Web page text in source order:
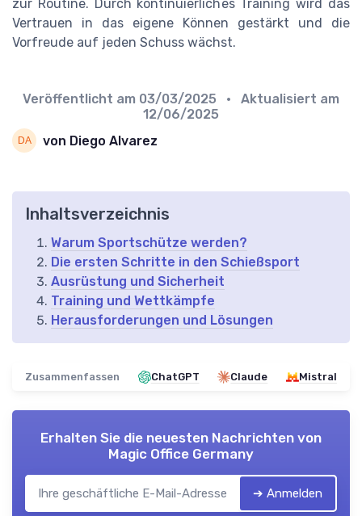
zur Routine. Durch kontinuierliches Training wird das
Vertrauen in das eigene Können gestärkt und die
Vorfreude auf jeden Schuss wächst.
Veröffentlicht am 03/03/2025
• Aktualisiert am
12/06/2025
von Diego Alvarez
Inhaltsverzeichnis
Warum Sportschütze werden?
Die ersten Schritte in den Schießsport
Ausrüstung und Sicherheit
Training und Wettkämpfe
Herausforderungen und Lösungen
Zusammenfassen ChatGPT Claude Mistral
Erhalten Sie die neuesten Nachrichten von
Magic Office Germany
➔ Anmelden